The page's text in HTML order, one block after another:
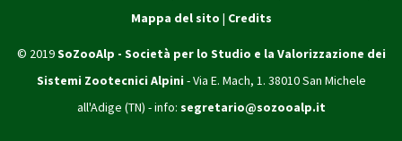
Mappa del sito | Credits
© 2019SoZooAlp - Società per lo Studio e la Valorizzazione dei
Sistemi Zootecnici Alpini - Via E. Mach, 1. 38010 San Michele
all'Adige (TN) - info: segretario@sozooalp.it